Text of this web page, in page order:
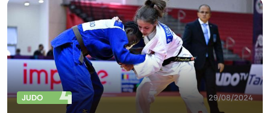
JUDO 29/08/2024